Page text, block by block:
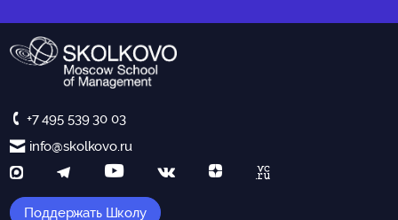
+7 495 539 30 03
info@skolkovo.ru
Поддержать Школу